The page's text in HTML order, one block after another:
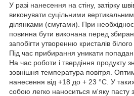
У разі нанесення на стіну, затірку
виконувати суцільними
ділянками (смугами). При
повинна бути виконана перед
запобігти утворенню кристалів
Під час прибирання уникати
На час роботи і твердіння продукту
зовнішня температура повітря.
нанесення від +18 до + 23 °C. У
собою легко наноситься м'яку пасту